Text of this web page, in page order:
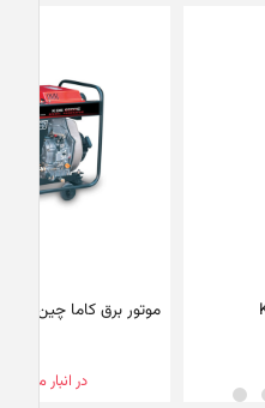
موتور برق کاما چین – KDE6500E
در انبار